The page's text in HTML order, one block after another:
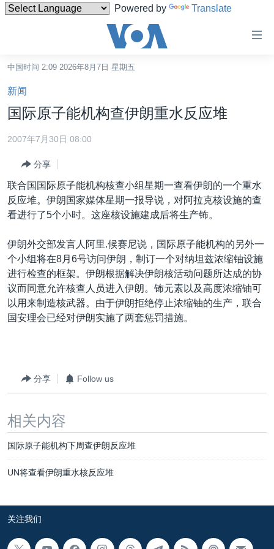
Powered by Translate
碍
链
接
跳
转
容
转
跳
转
到
检
中国
港澳
国际
最新国际新闻
中东
欧洲
非洲
美洲
分类新闻
人权·法律·宗教
科教·文娱·体健
军事
劳工
热点专题
白宫要闻
国会报道
美中关系
台海两岸关系
关注西藏
GEN Z 看美国
VOA视频
VOA今日焦点
中文广播
其他语言网站
中国时间 2:09 2026年8月7日 星期五
新闻
国际原子能机构查伊朗重水反应堆
2007年7月30日 08:00
分享
联合国国际原子能机构核查小组星期一查看伊朗的一个重水
反应堆。伊朗国家媒体星期一报导说，对阿拉克核设施的查
看进行了5个小时。这座核设施建成后将生产钸。
伊朗外交部发言人阿里.候赛尼说，国际原子能机构的另外一
个小组将在8月6号访问伊朗，制订一个对纳坦兹浓缩铀设施
进行检查的框架。伊朗根据解决伊朗核活动问题所达成的协
议而同意允许核查人员进入伊朗。钸元素以及高度浓缩铀可
以用来制造核武器。由于伊朗拒绝停止浓缩铀的生产，联合
国安理会已经对伊朗实施了两套惩罚措施。
分享 Follow us
相关内容
国际原子能机构下周查伊朗反应堆
UN将查看伊朗重水核反应堆
关注我们